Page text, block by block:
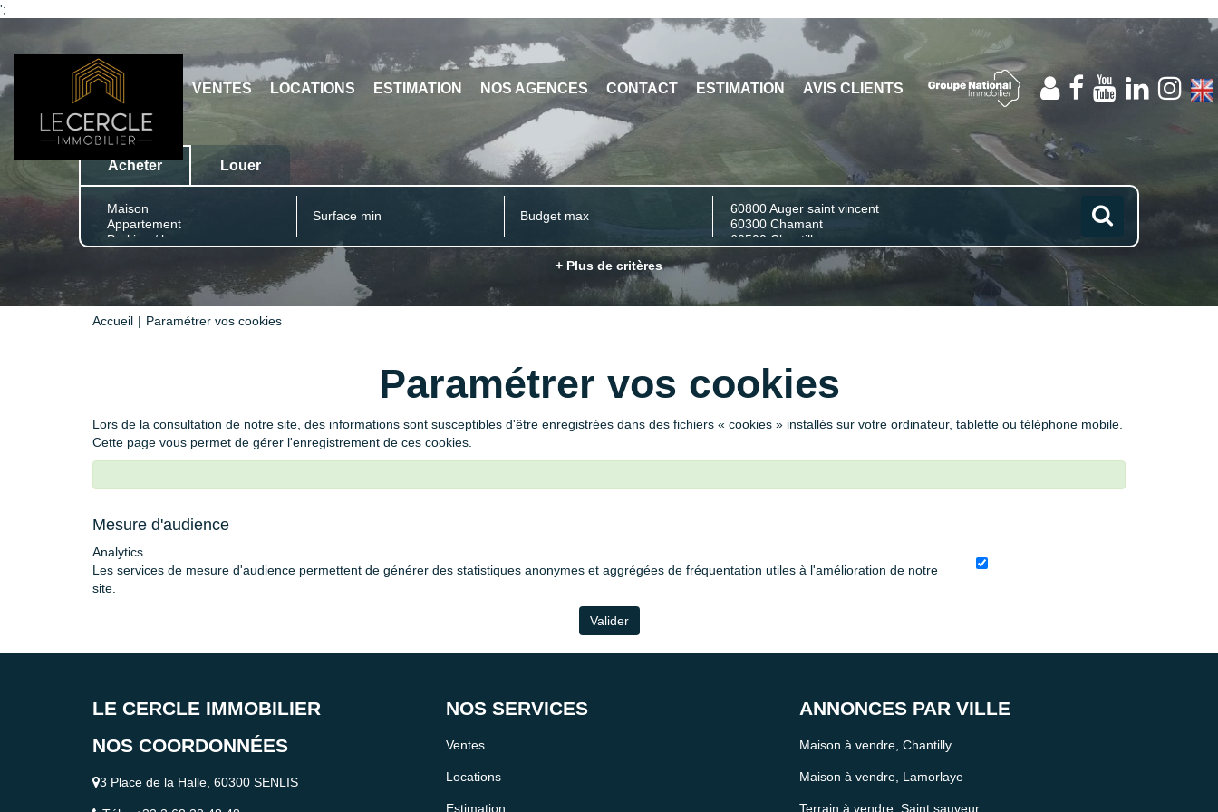
';
VENTES LOCATIONS ESTIMATION NOS AGENCES CONTACT ESTIMATION AVIS CLIENTS
Acheter Louer
+ Plus de critères
Accueil Paramétrer vos cookies
Paramétrer vos cookies
Lors de la consultation de notre site, des informations sont susceptibles d'être enregistrées dans des fichiers « cookies » installés sur votre ordinateur, tablette ou téléphone mobile.
Cette page vous permet de gérer l'enregistrement de ces cookies.
Mesure d'audience
Analytics
Les services de mesure d'audience permettent de générer des statistiques anonymes et aggrégées de fréquentation utiles à l'amélioration de notre
site.
Valider
LE CERCLE IMMOBILIER
NOS COORDONNÉES
3 Place de la Halle, 60300 SENLIS
NOS SERVICES
Ventes
Locations
Estimation
ANNONCES PAR VILLE
Maison à vendre, Chantilly
Maison à vendre, Lamorlaye
Terrain à vendre, Saint sauveur